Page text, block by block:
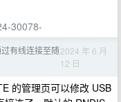
30078-
有线连接至随2024 年 6 月
12 日
的管理页可以修改 USB